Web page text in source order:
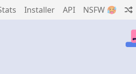
Installer API NSFW 🥵